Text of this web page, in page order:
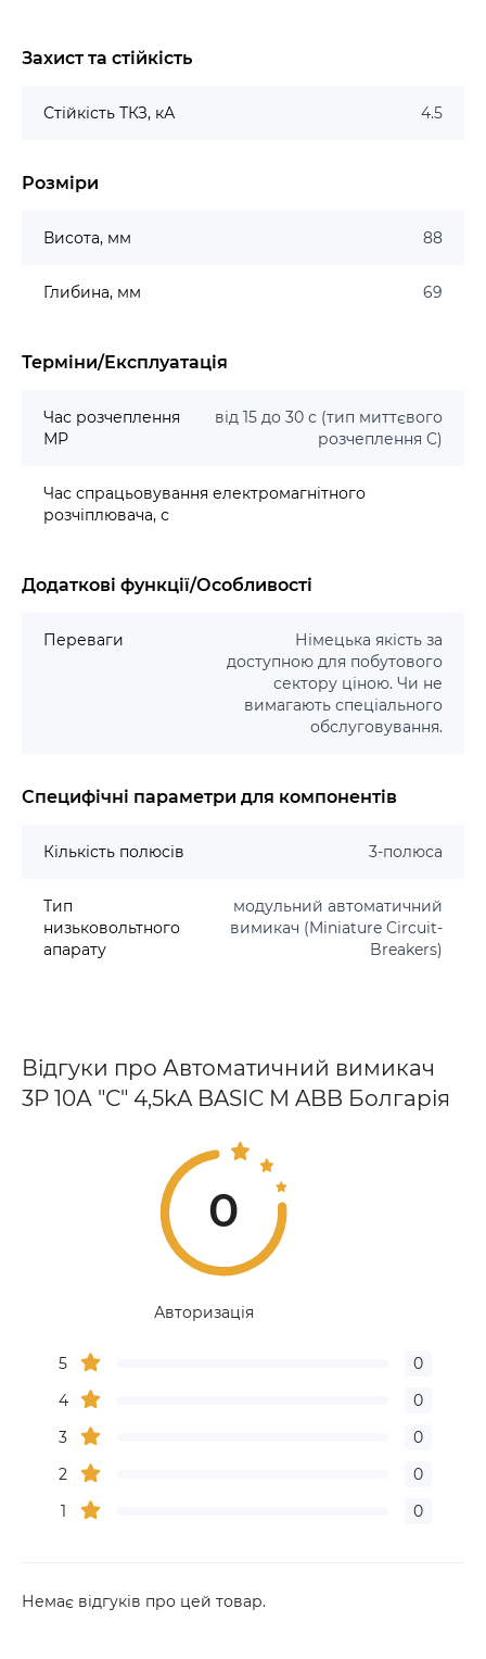
Захист та стійкість
Стійкість ТКЗ, кА 4.5
Розміри
Висота, мм 88
Глибина, мм 69
Терміни/Експлуатація
Час розчеплення
МР
від 15 до 30 с (тип миттєвого
розчеплення C)
Час спрацьовування електромагнітного
розчіплювача, с
Додаткові функції/Особливості
Переваги
Німецька якість за
доступною для побутового
сектору ціною. Чи не
вимагають спеціального
обслуговування.
Специфічні параметри для компонентів
Кількість полюсів 3-полюса
Тип
низьковольтного
апарату
модульний автоматичний
вимикач (Miniature Circuit-
Breakers)
Відгуки про Автоматичний вимикач
3Р 10А "С" 4,5kA BASIC M ABB Болгарія
0
Авторизація
5
0
4
0
3
0
2
0
1
0
Немає відгуків про цей товар.